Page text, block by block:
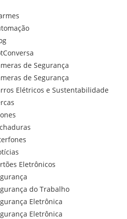
de Segurança
de Segurança
Elétricos e Sustentabilidade
Eletrônicos
do Trabalho
Eletrônica
Eletrônica